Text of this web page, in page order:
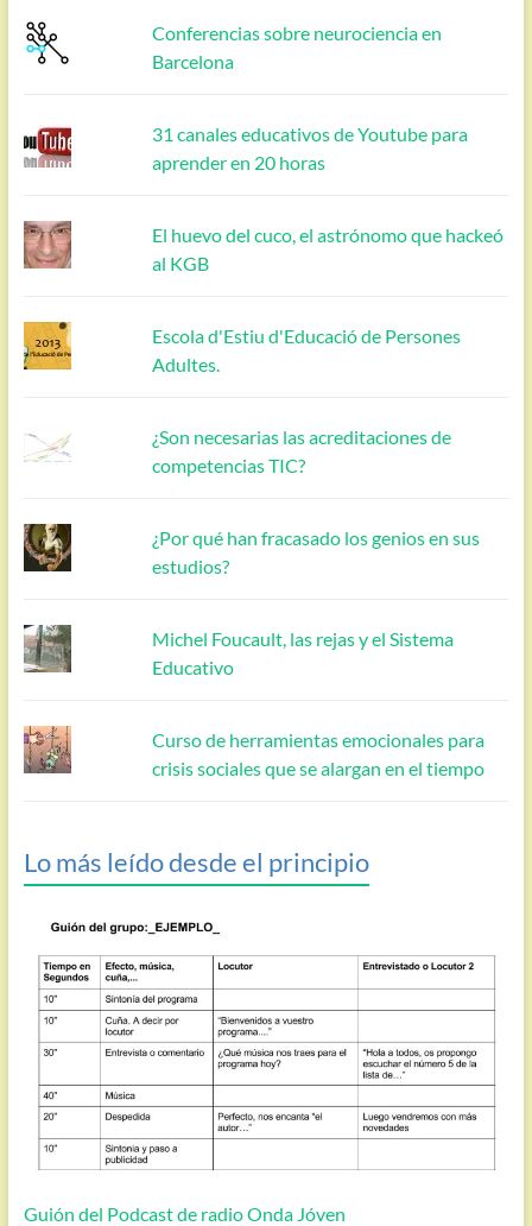
Conferencias sobre neurociencia en
Barcelona
31 canales educativos de Youtube para
aprender en 20 horas
El huevo del cuco, el astrónomo que hackeó
al KGB
Escola d'Estiu d'Educació de Persones
Adultes.
¿Son necesarias las acreditaciones de
competencias TIC?
¿Por qué han fracasado los genios en sus
estudios?
Michel Foucault, las rejas y el Sistema
Educativo
Curso de herramientas emocionales para
crisis sociales que se alargan en el tiempo
Lo más leído desde el principio
Guión del Podcast de radio Onda Jóven